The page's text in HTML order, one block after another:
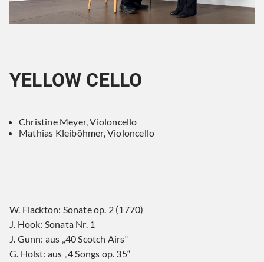
YELLOW CELLO
Christine Meyer, Violoncello
Mathias Kleiböhmer, Violoncello
W. Flackton: Sonate op. 2 (1770)
J. Hook: Sonata Nr. 1
J. Gunn: aus „40 Scotch Airs“
G. Holst: aus „4 Songs op. 35“